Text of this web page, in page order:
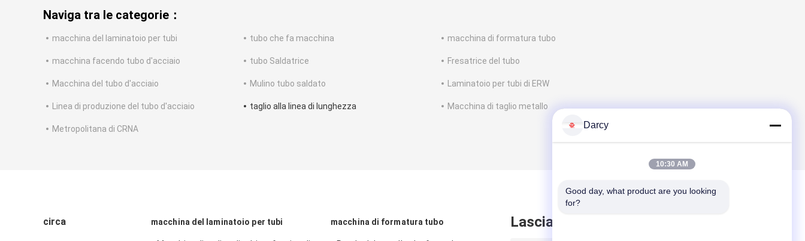
Naviga tra le categorie：
macchina del laminatoio per tubi tubo che fa macchina macchina di formatura tubo
macchina facendo tubo d'acciaio tubo Saldatrice Fresatrice del tubo
Macchina del tubo d'acciaio Mulino tubo saldato Laminatoio per tubi di ERW
Linea di produzione del tubo d'acciaio taglio alla linea di lunghezza Macchina di taglio metallo
Metropolitana di CRNA
circa macchina del laminatoio per tubi macchina di formatura tubo Lasciare messaggio
Darcy
10:30 AM
Good day, what product are you looking
for?